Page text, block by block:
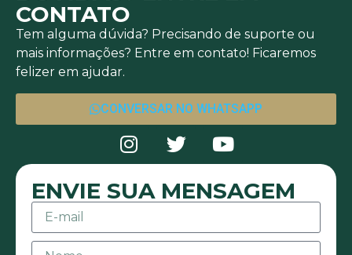
CONTATO
Tem alguma dúvida? Precisando de suporte ou
mais informações? Entre em contato! Ficaremos
felizer em ajudar.
CONVERSAR NO WHATSAPP
ENVIE SUA MENSAGEM